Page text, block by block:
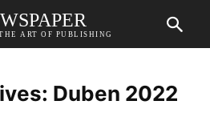
ART OF PUBLISHING
Duben 2022